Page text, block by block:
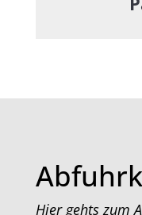
Hier gehts zum